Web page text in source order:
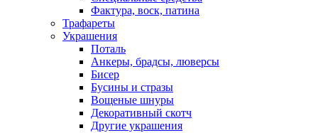
Фактура, воск, патина
Трафареты
Украшения
Поталь
Анкеры, брадсы, люверсы
Бисер
Бусины и стразы
Вощеные шнуры
Декоративный скотч
Другие украшения